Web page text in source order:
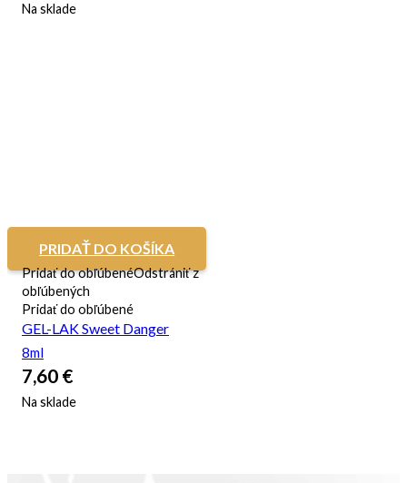
Na sklade
PRIDAŤ DO KOŠÍKA
Pridať do obľúbenéOdstrániť z
obľúbených
Pridať do obľúbené
GEL-LAK Sweet Danger
8ml
7,60 €
Na sklade